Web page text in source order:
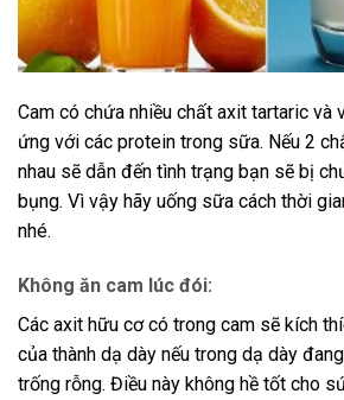
Cam có chứa nhiều chất axit tartaric và
ứng với các protein trong sữa. Nếu 2
nhau sẽ dẫn đến tình trạng bạn sẽ bị
bụng. Vì vậy hãy uống sữa cách thời
nhé.
Không ăn cam lúc đói:
Các axit hữu cơ có trong cam sẽ kích
của thành dạ dày nếu trong dạ dày
trống rỗng. Điều này không hề tốt cho